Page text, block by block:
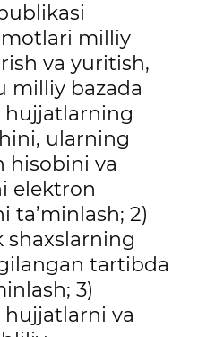
milliy
va yuritish,
milliy bazada
ularning
va
elektron
ta’minlash; 2)
shaxslarning
tartibda
3)
va